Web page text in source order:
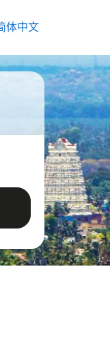
体中文